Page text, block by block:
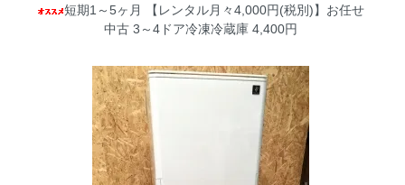
短期1～5ヶ月 【レンタル月々4,000円(税別)】お任せ
中古 3～4ドア冷凍冷蔵庫4,400円